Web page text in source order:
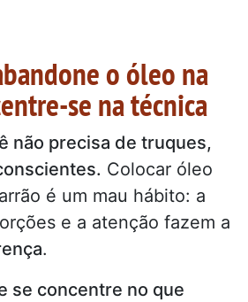
o óleo na
se na técnica
não precisa de truques,
Colocar óleo
é um mau hábito: a
e a atenção fazem a
.
se concentre no que